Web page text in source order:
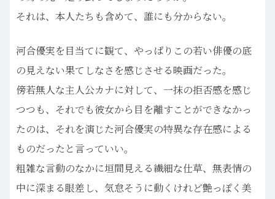
それは、本人たちも含めて、誰にも分からない。
河合優実を目当てに観て、やっぱりこの若い俳優の底
の見えない果てしなさを感じさせる映画だった。
傍若無人な主人公カナに対して、一抹の拒否感を感じ
つつも、それでも彼女から目を離すことができなかっ
たのは、それを演じた河合優実の特異な存在感による
ものだったと言っていい。
粗雑な言動のなかに垣間見える繊細な仕草、無表情の
中に深まる眼差し、気怠そうに動くけれど艶っぽく美